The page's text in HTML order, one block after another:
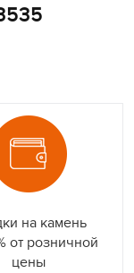
на камень
от розничной
цены